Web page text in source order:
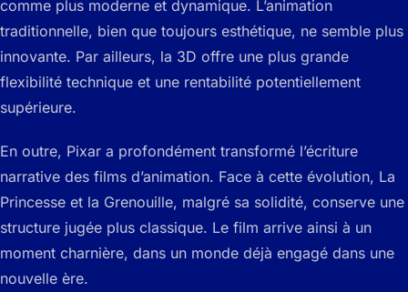
comme plus moderne et dynamique. L’animation
traditionnelle, bien que toujours esthétique, ne semble plus
innovante. Par ailleurs, la 3D offre une plus grande
flexibilité technique et une rentabilité potentiellement
supérieure.
En outre, Pixar a profondément transformé l’écriture
narrative des films d’animation. Face à cette évolution, La
Princesse et la Grenouille, malgré sa solidité, conserve une
structure jugée plus classique. Le film arrive ainsi à un
moment charnière, dans un monde déjà engagé dans une
nouvelle ère.